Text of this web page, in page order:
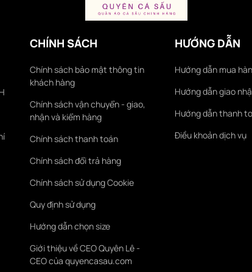
CHÍNH SÁCH
Chính sách bảo mật thông tin
khách hàng
Chính sách vận chuyển - giao,
nhận và kiểm hàng
Chính sách thanh toán
Chính sách đổi trả hàng
Chính sách sử dụng Cookie
Quy định sử dụng
Hướng dẫn chọn size
Giới thiệu về CEO Quyên Lê -
CEO của quyencasau.com
HƯỚNG DẪN
Hướng dẫn mua
Hướng dẫn giao
Hướng dẫn thanh
Điều khoản dịch vụ